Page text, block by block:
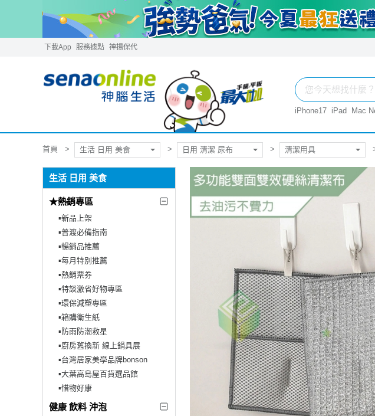
下載App 服務據點 神揚保代
iPhone17 iPad Mac
首頁 生活 日用 美食 日用 清潔 尿布 清潔用具
生活 日用 美食
★熱銷專區
▪︎新品上架
▪︎普渡必備指南
▪︎暢銷品推薦
▪︎每月特別推薦
▪︎熱銷票券
▪︎特談激省好物專區
▪︎環保減塑專區
▪︎箱購衛生紙
▪︎防雨防潮救星
▪︎廚房舊換新 線上鍋具展
▪︎台灣居家美學品牌bonson
▪︎大葉高島屋百貨選品館
▪︎惜物好康
健康 飲料 沖泡